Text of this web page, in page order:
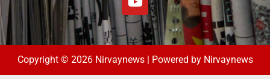
Copyright © 2026 Nirvaynews | Powered by Nirvaynews